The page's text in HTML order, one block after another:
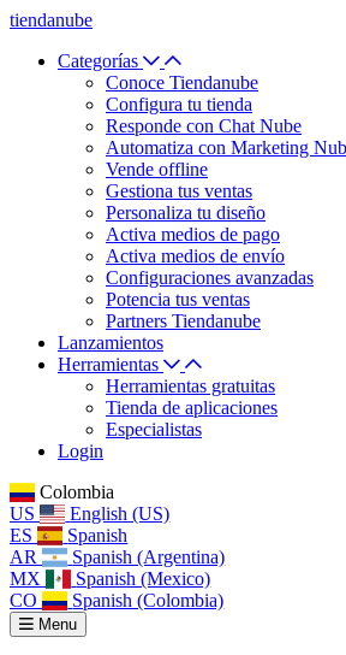
tiendanube
Categorías
Conoce Tiendanube
Configura tu tienda
Responde con Chat Nube
Automatiza con Marketing
Vende offline
Gestiona tus ventas
Personaliza tu diseño
Activa medios de pago
Activa medios de envío
Configuraciones avanzadas
Potencia tus ventas
Partners Tiendanube
Lanzamientos
Herramientas
Herramientas gratuitas
Tienda de aplicaciones
Especialistas
Login
Colombia
US
English (US)
ES
Spanish
AR
Spanish (Argentina)
MX
Spanish (Mexico)
CO
Spanish (Colombia)
Menu